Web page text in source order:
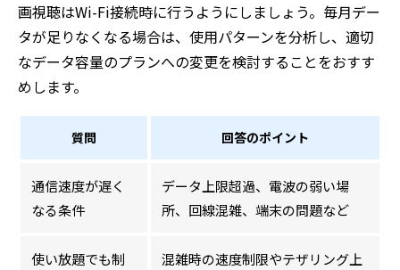
画視聴はWi-Fi接続時に行うようにしましょう。毎月デー
タが足りなくなる場合は、使用パターンを分析し、適切
なデータ容量のプランへの変更を検討することをおすす
めします。
質問 回答のポイント
通信速度が遅く
なる条件
データ上限超過、電波の弱い場
所、回線混雑、端末の問題など
使い放題でも制
混雑時の速度制限やテザリング上